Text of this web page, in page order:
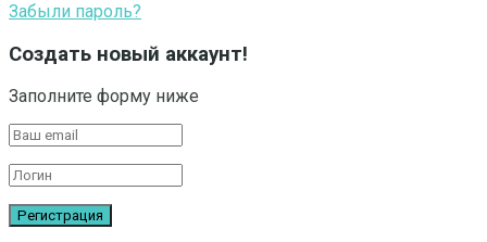
Забыли пароль?
Создать новый аккаунт!
Заполните форму ниже